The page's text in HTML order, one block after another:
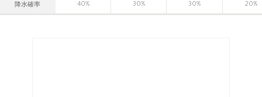
降水確率 40% 30% 30% 20%